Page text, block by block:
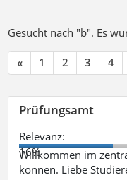
Gesucht nach "b". Es
« 1 2 3 4
Prüfungsamt
Relevanz:
16%
Willkommen im
können. Liebe